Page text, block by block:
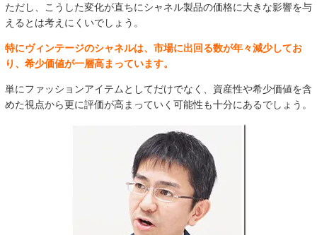
ただし、こうした変化が直ちにシャネル製品の価格に大きな影響を与
えるとは考えにくいでしょう。
特にヴィンテージのシャネルは、市場に出回る数が年々減少してお
り、希少価値が一層高まっています。
単にファッションアイテムとしてだけでなく、資産性や希少価値を含
めた視点から更に評価が高まっていく可能性も十分にあるでしょう。